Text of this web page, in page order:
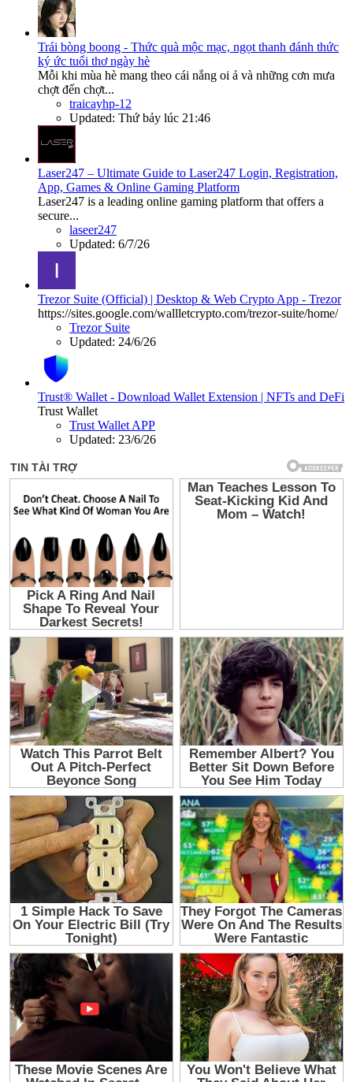
Trái bòng boong - Thức quà mộc mạc, ngọt thanh đánh thức
ký ức tuổi thơ ngày hè
Mỗi khi mùa hè mang theo cái nắng oi ả và những cơn mưa
chợt đến chợt...
traicayhp-12
Updated: Thứ bảy lúc 21:46
Laser247 – Ultimate Guide to Laser247 Login, Registration,
App, Games & Online Gaming Platform
Laser247 is a leading online gaming platform that offers a
secure...
laseer247
Updated: 6/7/26
Trezor Suite (Official) | Desktop & Web Crypto App - Trezor
https://sites.google.com/wallletcrypto.com/trezor-suite/home/
Trezor Suite
Updated: 24/6/26
Trust® Wallet - Download Wallet Extension | NFTs and DeFi
Trust Wallet
Trust Wallet APP
Updated: 23/6/26